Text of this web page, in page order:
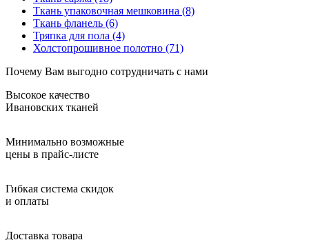
Ткань упаковочная мешковина (8)
Ткань фланель (6)
Тряпка для пола (4)
Холстопрошивное полотно (71)
Почему Вам выгодно сотрудничать с нами
Высокое качество
Ивановских тканей
Минимально возможные
цены в прайс-листе
Гибкая система скидок
и оплаты
Доставка товара